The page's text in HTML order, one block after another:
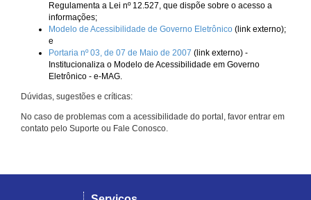
Regulamenta a Lei nº 12.527, que dispõe sobre o acesso a
informações;
Modelo de Acessibilidade de Governo Eletrônico (link externo);
e
Portaria nº 03, de 07 de Maio de 2007 (link externo) -
Institucionaliza o Modelo de Acessibilidade em Governo
Eletrônico - e-MAG.
Dúvidas, sugestões e críticas:
No caso de problemas com a acessibilidade do portal, favor entrar em
contato pelo Suporte ou Fale Conosco.